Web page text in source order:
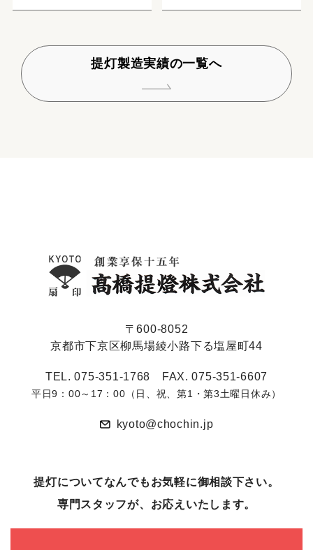
提灯製造実績の一覧へ
〒600-8052
京都市下京区柳馬場綾小路下る塩屋町44
TEL. 075-351-1768 FAX. 075-351-6607
平日9：00～17：00（日、祝、第1・第3土曜日休み）
kyoto@chochin.jp
提灯についてなんでもお気軽に御相談下さい。
専⾨スタッフが、お応えいたします。